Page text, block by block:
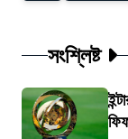
সংশ্লিষ্ট